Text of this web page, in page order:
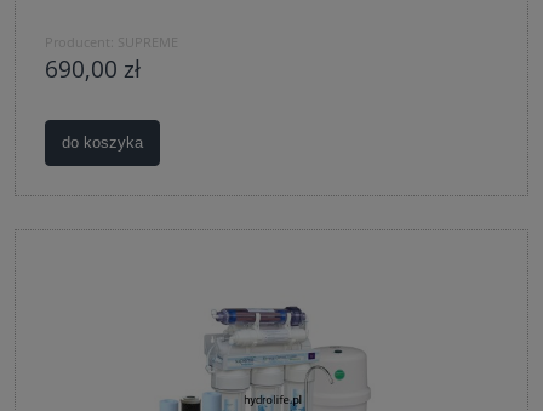
Producent: SUPREME
690,00 zł
do koszyka